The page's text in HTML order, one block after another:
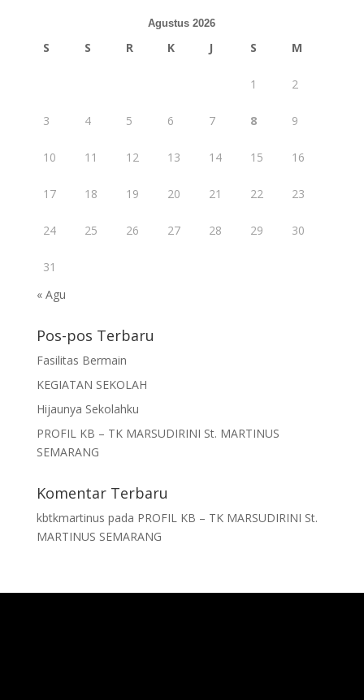
Agustus 2026
S S R K J S M
1 2
3 4 5 6 7 8 9
10 11 12 13 14 15 16
17 18 19 20 21 22 23
24 25 26 27 28 29 30
31
« Agu
Pos-pos Terbaru
Fasilitas Bermain
KEGIATAN SEKOLAH
Hijaunya Sekolahku
PROFIL KB – TK MARSUDIRINI St. MARTINUS
SEMARANG
Komentar Terbaru
kbtkmartinus pada PROFIL KB – TK MARSUDIRINI St.
MARTINUS SEMARANG